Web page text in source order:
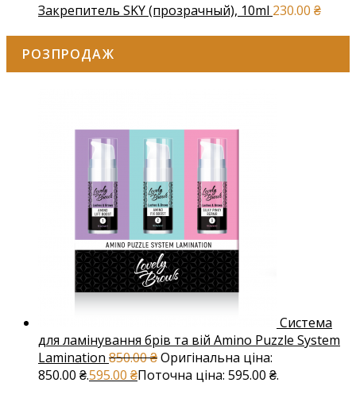
Закрепитель SKY (прозрачный), 10ml 230.00 ₴
РОЗПРОДАЖ
Система
для ламінування брів та вій Amino Puzzle System
Lamination 850.00₴Оригінальна ціна:
850.00 ₴.595.00 ₴Поточна ціна: 595.00 ₴.